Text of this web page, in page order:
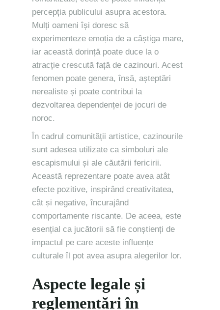
percepția publicului asupra acestora.
Mulți oameni își doresc să
experimenteze emoția de a câștiga mare,
iar această dorință poate duce la o
atracție crescută față de cazinouri. Acest
fenomen poate genera, însă, așteptări
nerealiste și poate contribui la
dezvoltarea dependenței de jocuri de
noroc.
În cadrul comunității artistice, cazinourile
sunt adesea utilizate ca simboluri ale
escapismului și ale căutării fericirii.
Această reprezentare poate avea atât
efecte pozitive, inspirând creativitatea,
cât și negative, încurajând
comportamente riscante. De aceea, este
esențial ca jucătorii să fie conștienți de
impactul pe care aceste influențe
culturale îl pot avea asupra alegerilor lor.
Aspecte legale și
reglementări în